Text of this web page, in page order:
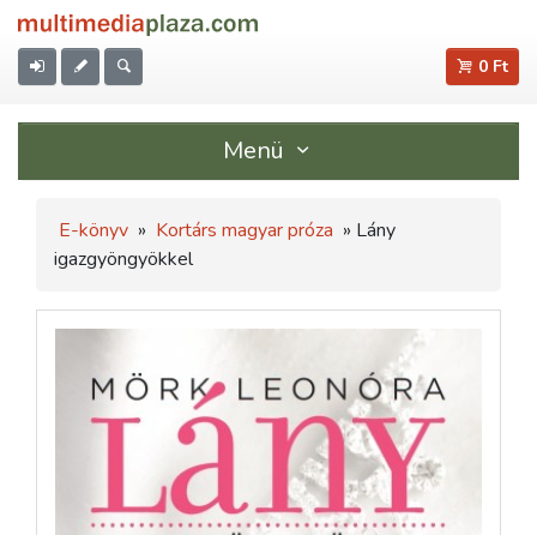
0 Ft
Menü
E-könyv » Kortárs magyar próza » Lány
igazgyöngyökkel